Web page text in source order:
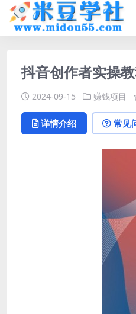
抖音创作者实操
2024-09-15 赚钱项目
详情介绍 常见